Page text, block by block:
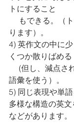
トにすること
もできる。（ト
ります）。
4) 英作文の中に
くつか散りばめる
(但し、減点さ
語彙を使う）。
5) 同じ表現や単語
多様な構造の英文
などがあります。